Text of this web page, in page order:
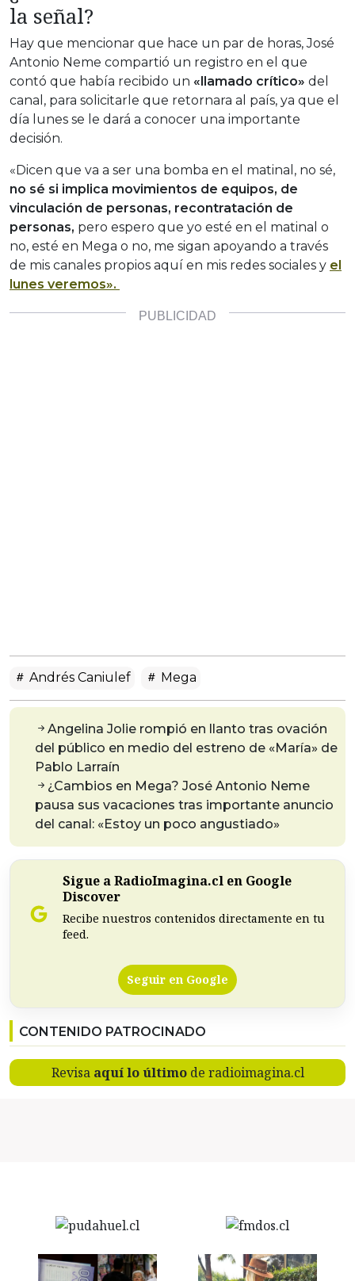
la señal?
Hay que mencionar que hace un par de horas, José
Antonio Neme compartió un registro en el que
contó que había recibido un «llamado crítico» del
canal, para solicitarle que retornara al país, ya que el
día lunes se le dará a conocer una importante
decisión.
«Dicen que va a ser una bomba en el matinal, no sé,
no sé si implica movimientos de equipos, de
vinculación de personas, recontratación de
personas, pero espero que yo esté en el matinal o
no, esté en Mega o no, me sigan apoyando a través
de mis canales propios aquí en mis redes sociales y el
lunes veremos».
Andrés Caniulef Mega
Angelina Jolie rompió en llanto tras ovación
del público en medio del estreno de «María» de
Pablo Larraín
¿Cambios en Mega? José Antonio Neme
pausa sus vacaciones tras importante anuncio
del canal: «Estoy un poco angustiado»
Sigue a RadioImagina.cl en Google
Discover
Recibe nuestros contenidos directamente en tu
feed.
Seguir en Google
CONTENIDO PATROCINADO
Revisa aquí lo últimode radioimagina.cl